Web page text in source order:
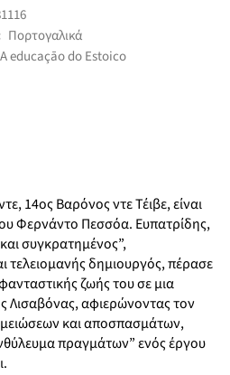
Πορτογαλικά
A educaçāo do Estoico
14ος Βαρόνος ντε Τέιβε, είναι
Φερνάντο Πεσσόα. Ευπατρίδης,
συγκρατημένος”,
τελειομανής δημιουργός, πέρασε
ζωής του σε μια
Λισαβόνας, αφιερώνοντας τον
και αποσπασμάτων,
πραγμάτων” ενός έργου